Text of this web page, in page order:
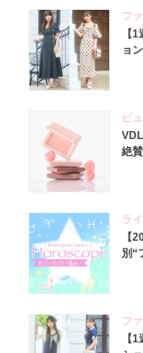
フ
【
ョ
ビ
絶
ラ
【
別“
フ
【